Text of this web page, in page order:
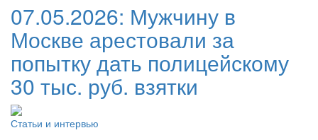
07.05.2026: Мужчину в
Москве арестовали за
попытку дать полицейскому
30 тыс. руб. взятки
Статьи и интервью